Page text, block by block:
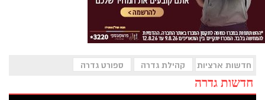
חדשות ארציות קהילת גדרה ספורט גדרה
חדשות גדרה